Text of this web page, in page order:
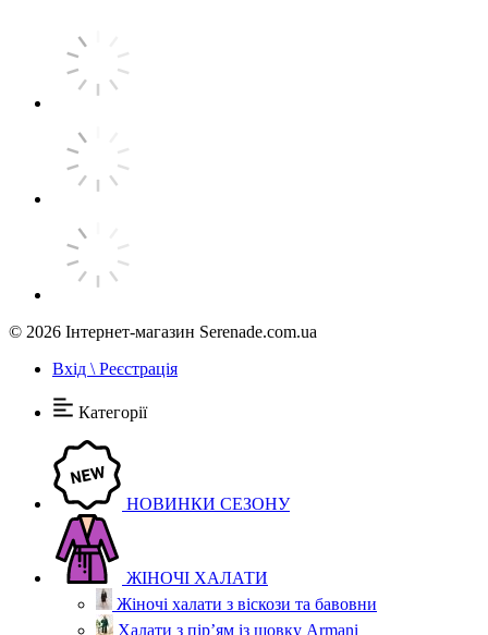
© 2026 Інтернет-магазин Serenade.com.ua
Вхід \ Реєстрація
Категорії
НОВИНКИ СЕЗОНУ
ЖІНОЧІ ХАЛАТИ
Жіночі халати з віскози та бавовни
Халати з пір’ям із шовку Armani